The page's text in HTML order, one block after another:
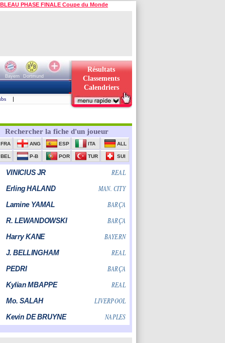
PHASE FINALE Coupe du Monde
Bayern
Dortmund
Résultats
Classements
Calendriers
|